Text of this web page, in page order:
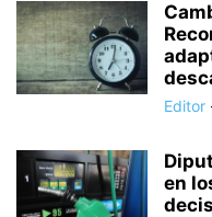
Editor
en